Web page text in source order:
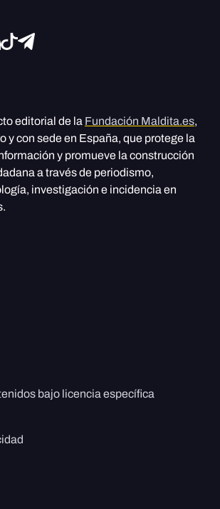
editorial de la Fundación Maldita.es,
y con sede en España, que protege la
y promueve la construcción
a través de periodismo,
investigación e incidencia en
bajo licencia específica